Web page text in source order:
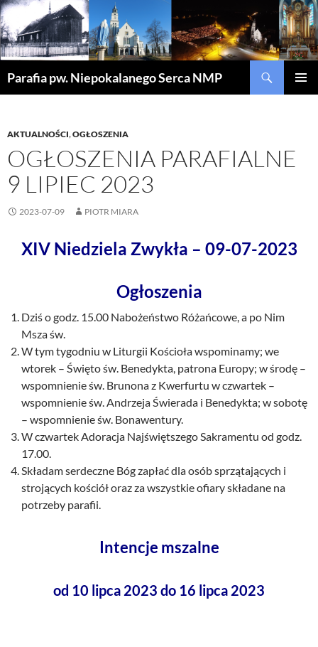
Parafia pw. Niepokalanego Serca NMP
AKTUALNOŚCI,OGŁOSZENIA
OGŁOSZENIA PARAFIALNE
9 LIPIEC 2023
2023-07-09 PIOTR MIARA
XIV Niedziela Zwykła – 09-07-2023
Ogłoszenia
Dziś o godz. 15.00 Nabożeństwo Różańcowe, a po Nim
Msza św.
W tym tygodniu w Liturgii Kościoła wspominamy; we
wtorek – Święto św. Benedykta, patrona Europy; w środę –
wspomnienie św. Brunona z Kwerfurtu w czwartek –
wspomnienie św. Andrzeja Świerada i Benedykta; w sobotę
– wspomnienie św. Bonawentury.
W czwartek Adoracja Najświętszego Sakramentu od godz.
17.00.
Składam serdeczne Bóg zapłać dla osób sprzątających i
strojących kościół oraz za wszystkie ofiary składane na
potrzeby parafii.
Intencje mszalne
od 10 lipca 2023 do 16 lipca 2023